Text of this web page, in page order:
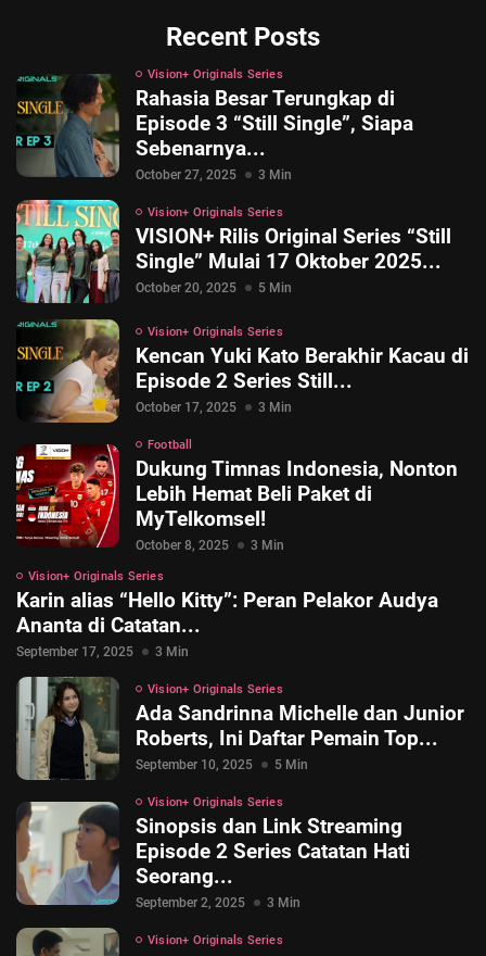
© 2026 Vision+. All rights reserved.
Recent Posts
Vision+ Originals Series
Rahasia Besar Terungkap di
Episode 3 “Still Single”, Siapa
Sebenarnya...
October 27, 2025 3 Min
Vision+ Originals Series
VISION+ Rilis Original Series “Still
Single” Mulai 17 Oktober 2025...
October 20, 2025 5 Min
Vision+ Originals Series
Kencan Yuki Kato Berakhir Kacau di
Episode 2 Series Still...
October 17, 2025 3 Min
Football
Dukung Timnas Indonesia, Nonton
Lebih Hemat Beli Paket di
MyTelkomsel!
October 8, 2025 3 Min
Vision+ Originals Series
Karin alias “Hello Kitty”: Peran Pelakor Audya
Ananta di Catatan...
September 17, 2025 3 Min
Vision+ Originals Series
Ada Sandrinna Michelle dan Junior
Roberts, Ini Daftar Pemain Top...
September 10, 2025 5 Min
Vision+ Originals Series
Sinopsis dan Link Streaming
Episode 2 Series Catatan Hati
Seorang...
September 2, 2025 3 Min
Vision+ Originals Series